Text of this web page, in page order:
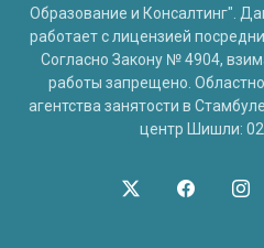
Образование и Консалтинг".
работает с лицензией
Согласно Закону № 4904,
работы запрещено.
агентства занятости в
центр Шишли: